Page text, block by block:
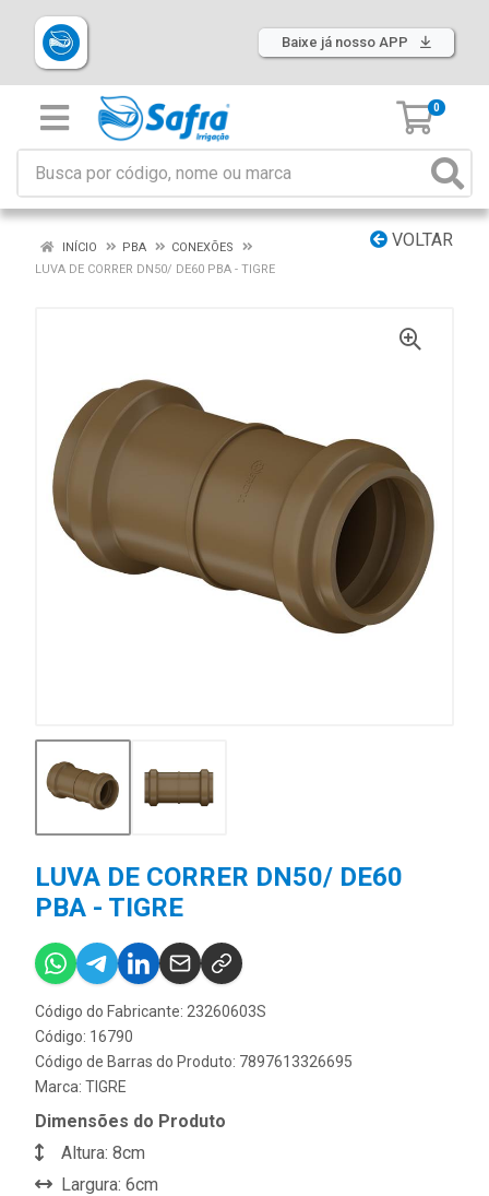
Baixe já nosso APP
0
VOLTAR
INÍCIO PBA
CONEXÕES
LUVA DE CORRER DN50/ DE60 PBA - TIGRE
LUVA DE CORRER DN50/ DE60
PBA - TIGRE
Código do Fabricante: 23260603S
Código: 16790
Código de Barras do Produto: 7897613326695
Marca: TIGRE
Dimensões do Produto
Altura: 8cm
Largura: 6cm